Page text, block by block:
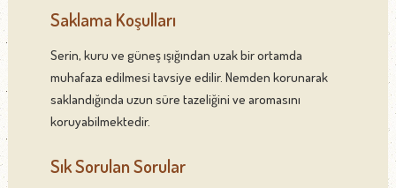
Saklama Koşulları
Serin, kuru ve güneş ışığından uzak bir ortamda
muhafaza edilmesi tavsiye edilir. Nemden korunarak
saklandığında uzun süre tazeliğini ve aromasını
koruyabilmektedir.
Sık Sorulan Sorular